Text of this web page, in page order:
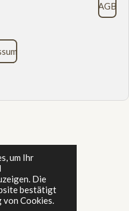
um Ihr
Die
bestätigt
von Cookies.
AGB